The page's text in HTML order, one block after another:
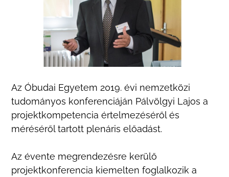
Az Óbudai Egyetem 2019. évi nemzetközi
tudományos konferenciáján Pálvölgyi Lajos a
projektkompetencia értelmezéséről és
méréséről tartott plenáris előadást.
Az évente megrendezésre kerülő
projektkonferencia kiemelten foglalkozik a